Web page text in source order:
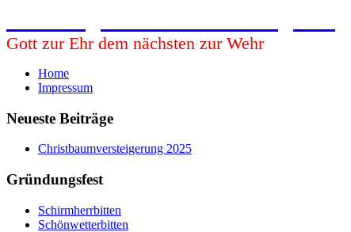
Gott zur Ehr dem nächsten zur Wehr
Home
Impressum
Neueste Beiträge
Christbaumversteigerung 2025
Gründungsfest
Schirmherrbitten
Schönwetterbitten